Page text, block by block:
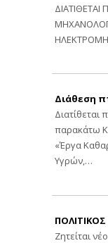
ΔΙΑΤΙΘΕΤΑΙ
Διάθεση
Διατίθεται
παρακάτω
«Έργα
Υγρών,…
Ζητείται